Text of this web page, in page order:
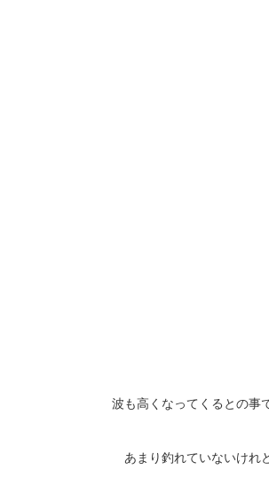
波も高くなってくるとの事
あまり釣れていないけれ